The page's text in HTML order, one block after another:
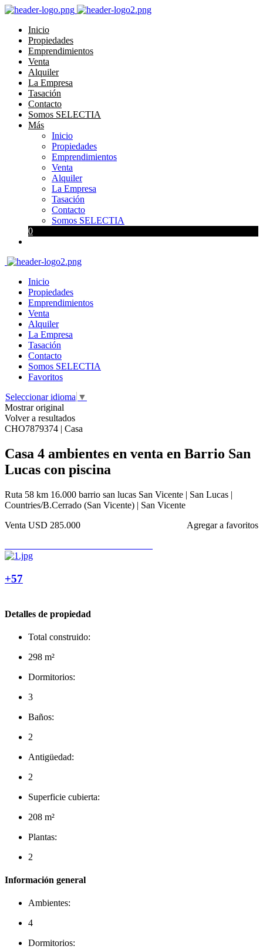
Inicio
Propiedades
Emprendimientos
Venta
Alquiler
La Empresa
Tasación
Contacto
Somos SELECTIA
Más
Inicio
Propiedades
Emprendimientos
Venta
Alquiler
La Empresa
Tasación
Contacto
Somos SELECTIA
0
Inicio
Propiedades
Emprendimientos
Venta
Alquiler
La Empresa
Tasación
Contacto
Somos SELECTIA
Favoritos
Seleccionar idioma ▼
Mostrar original
Volver a resultados
CHO7879374 | Casa
Casa 4 ambientes en venta en Barrio San
Lucas con piscina
Ruta 58 km 16.000 barrio san lucas San Vicente | San Lucas |
Countries/B.Cerrado (San Vicente) | San Vicente
Agregar a favoritos
Venta USD 285.000
+57
Detalles de propiedad
Total construido:
298 m²
Dormitorios:
3
Baños:
2
Antigüedad:
2
Superficie cubierta:
208 m²
Plantas:
2
Información general
Ambientes:
4
Dormitorios: